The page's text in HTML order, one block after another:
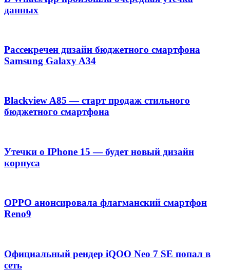
данных
Рассекречен дизайн бюджетного смартфона
Samsung Galaxy A34
Blackview A85 — старт продаж стильного
бюджетного смартфона
Утечки о IPhone 15 — будет новый дизайн
корпуса
OPPO анонсировала флагманский смартфон
Reno9
Официальный рендер iQOO Neo 7 SE попал в
сеть